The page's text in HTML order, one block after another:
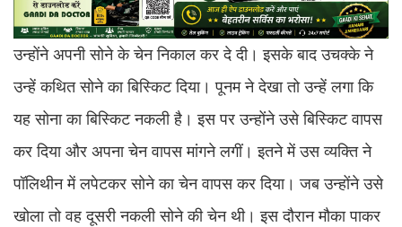
उन्होंने अपनी सोने के चेन निकाल कर दे दी। इसके बाद उचक्के ने
उन्हें कथित सोने का बिस्किट दिया। पूनम ने देखा तो उन्हें लगा कि
यह सोना का बिस्किट नकली है। इस पर उन्होंने उसे बिस्किट वापस
कर दिया और अपना चेन वापस मांगने लगीं। इतने में उस व्यक्ति ने
पॉलिथीन में लपेटकर सोने का चेन वापस कर दिया। जब उन्होंने उसे
खोला तो वह दूसरी नकली सोने की चेन थी। इस दौरान मौका पाकर